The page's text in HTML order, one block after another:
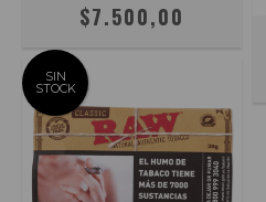
$7.500,00
SIN
STOCK